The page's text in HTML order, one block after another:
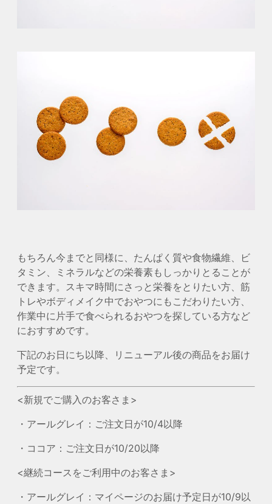
もちろん今までと同様に、たんぱく質や食物繊維、ビ
タミン、ミネラルなどの栄養素もしっかりとることが
できます。スキマ時間にさっと栄養をとりたい方、筋
トレやボディメイク中でおやつにもこだわりたい方、
作業中に片手で食べられるおやつを探している方など
におすすめです。
下記のお日にち以降、リニューアル後の商品をお届け
予定です。
<新規でご購入のお客さま>
・アールグレイ：ご注文日が10/4以降
・ココア：ご注文日が10/20以降
<継続コースをご利用中のお客さま>
・アールグレイ：マイページのお届け予定日が10/9以